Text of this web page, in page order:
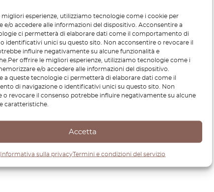
migliori esperienze, utilizziamo tecnologie come i cookie per
e/o accedere alle informazioni del dispositivo. Acconsentire a
ci permetterà di elaborare dati come il comportamento di
identificativi unici su questo sito. Non acconsentire o revocare il
influire negativamente su alcune funzionalità e
offrire le migliori esperienze, utilizziamo tecnologie come i
e/o accedere alle informazioni del dispositivo.
a queste tecnologie ci permetterà di elaborare dati come il
di navigazione o identificativi unici su questo sito. Non
o revocare il consenso potrebbe influire negativamente su alcune
caratteristiche.
Accetta
Informativa sulla privacyTermini e condizioni del servizio